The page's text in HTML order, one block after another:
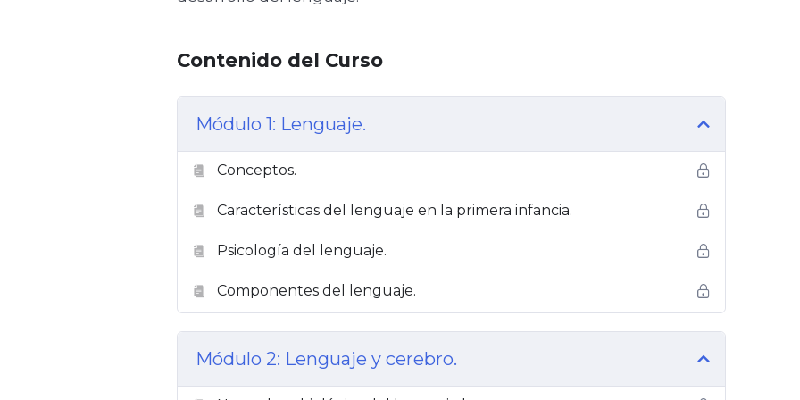
Contenido del Curso
Módulo 1: Lenguaje.
Conceptos.
Características del lenguaje en la primera infancia.
Psicología del lenguaje.
Componentes del lenguaje.
Módulo 2: Lenguaje y cerebro.